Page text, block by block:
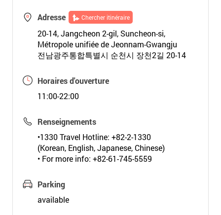
Adresse Chercher itinéraire
20-14, Jangcheon 2-gil, Suncheon-si,
Métropole unifiée de Jeonnam-Gwangju
전남광주통합특별시 순천시 장천2길 20-14
Horaires d'ouverture
11:00-22:00
Renseignements
•1330 Travel Hotline: +82-2-1330
(Korean, English, Japanese, Chinese)
• For more info: +82-61-745-5559
Parking
available